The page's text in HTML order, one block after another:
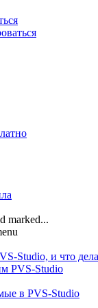
marked...
Studio, и что
PVS-Studio
в PVS-Studio